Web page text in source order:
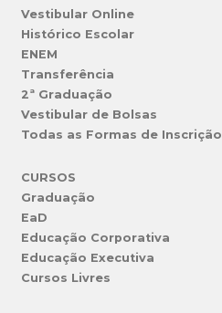
Vestibular Online
Histórico Escolar
ENEM
Transferência
2ª Graduação
Vestibular de Bolsas
Todas as Formas de Inscrição
CURSOS
Graduação
EaD
Educação Corporativa
Educação Executiva
Cursos Livres